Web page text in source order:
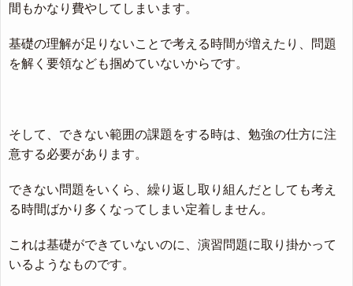
間もかなり費やしてしまいます。
基礎の理解が足りないことで考える時間が増えたり、問題
を解く要領なども掴めていないからです。
そして、できない範囲の課題をする時は、勉強の仕方に注
意する必要があります。
できない問題をいくら、繰り返し取り組んだとしても考え
る時間ばかり多くなってしまい定着しません。
これは基礎ができていないのに、演習問題に取り掛かって
いるようなものです。